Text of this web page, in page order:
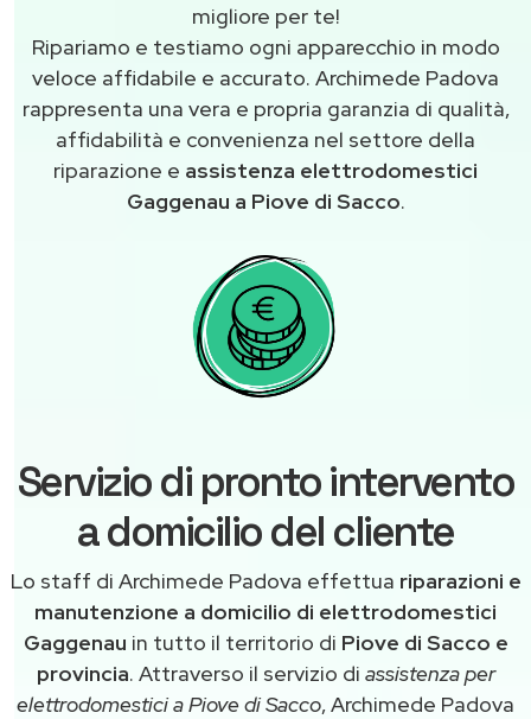
migliore per te!
Ripariamo e testiamo ogni apparecchio in modo
veloce affidabile e accurato. Archimede Padova
rappresenta una vera e propria garanzia di qualità,
affidabilità e convenienza nel settore della
riparazione e assistenza elettrodomestici
Gaggenau a Piove di Sacco.
Servizio di pronto intervento
a domicilio del cliente
Lo staff di Archimede Padova effettua riparazioni e
manutenzione a domicilio di elettrodomestici
Gaggenau in tutto il territorio di Piove di Sacco e
provincia. Attraverso il servizio di assistenza per
elettrodomestici a Piove di Sacco, Archimede Padova